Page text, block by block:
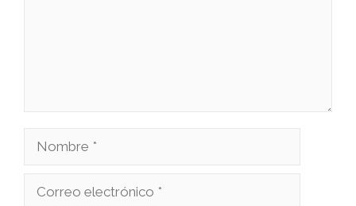
Nombre
Correo